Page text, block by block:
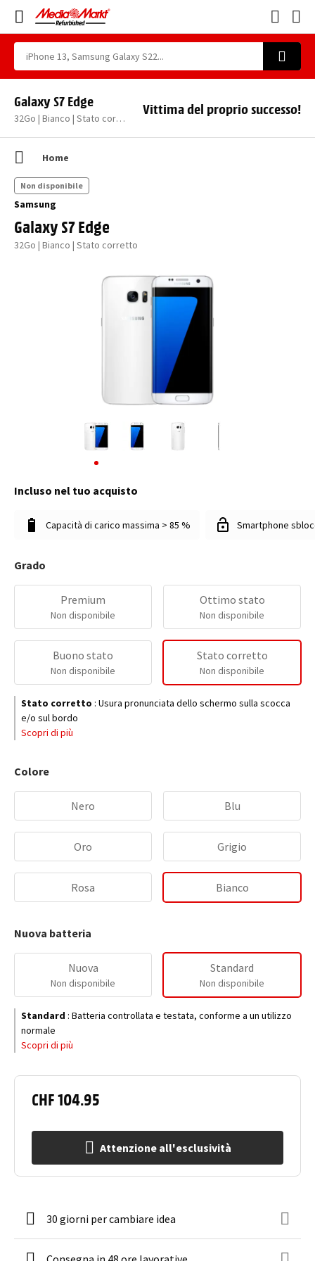
Galaxy S7 Edge
32Go | Bianco | Stato corretto
Vittima del proprio successo!
Home
Samsung
Galaxy S7 Edge
32Go | Bianco | Stato corretto
Non disponibile
Incluso nel tuo acquisto
Capacità di carico massima > 85 % Smartphone
CHF 104.95
Attenzione all'esclusività
Grado
Premium
Non disponibile
Ottimo stato
Non disponibile
Buono stato
Non disponibile
Stato corretto
Non disponibile
Stato corretto : Usura pronunciata dello schermo sulla scocca
e/o sul bordo
Scopri di più
Colore
Nero Blu
Oro Grigio
Rosa Bianco
Nuova batteria
Nuova
Non disponibile
Standard
Non disponibile
Standard : Batteria controllata e testata, conforme a un utilizzo
normale
Scopri di più
30 giorni per cambiare idea